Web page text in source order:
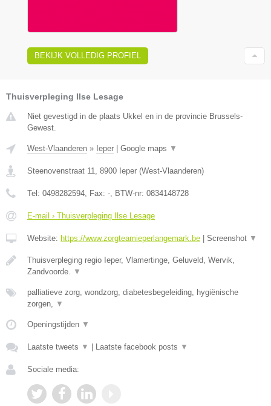
BEKIJK VOLLEDIG PROFIEL
Thuisverpleging Ilse Lesage
Niet gevestigd in de plaats Ukkel en in de provincie Brussels-
Gewest.
West-Vlaanderen » Ieper Google maps ▼
Steenovenstraat 11, 8900 Ieper (West-Vlaanderen)
Tel: 0498282594, Fax: -, BTW-nr: 0834148728
E-mail › Thuisverpleging Ilse Lesage
Website: https://www.zorgteamieperlangemark.be Screenshot ▼
Thuisverpleging regio Ieper, Vlamertinge, Geluveld, Wervik,
Zandvoorde. ▼
palliatieve zorg, wondzorg, diabetesbegeleiding, hygiënische
zorgen, ▼
Openingstijden ▼
Laatste tweets ▼ Laatste facebook posts ▼
Sociale media: